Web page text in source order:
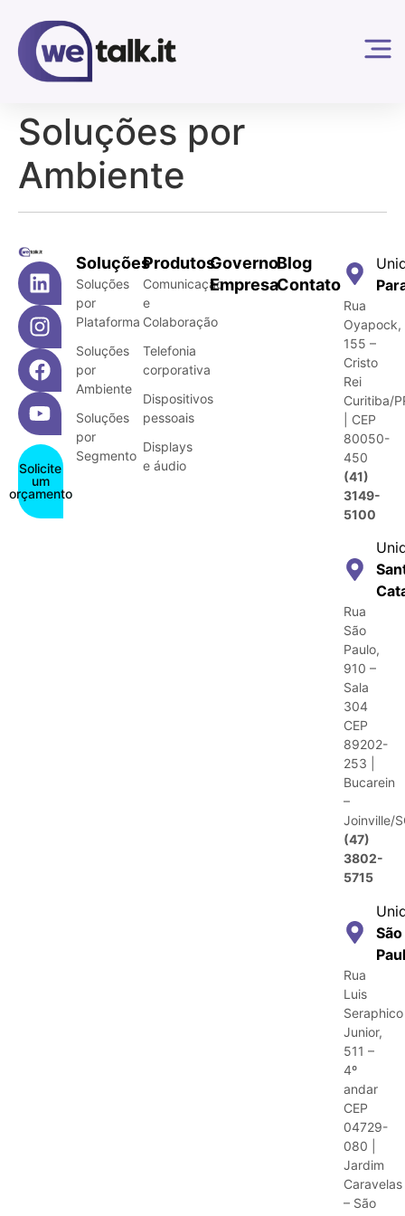
Soluções por
Ambiente
Solicite
um
orçamento
Soluções
Soluções
por
Plataforma
Soluções
por
Ambiente
Soluções
por
Segmento
Produtos
Comunicação
e
Colaboração
Telefonia
corporativa
Dispositivos
pessoais
Displays
e áudio
Governo
Empresa
Blog
Contato
Rua
Oyapock,
155 –
Cristo
Rei
Curitiba/
| CEP
80050-
450
(41)
3149-
5100
Rua
São
Paulo,
910 –
Sala
304
CEP
89202-
253 |
Bucarein
–
Joinville/
(47)
3802-
5715
São
Rua
Luis
Seraphico
Junior,
511 –
4º
andar
CEP
04729-
080 |
Jardim
Caravelas
– São